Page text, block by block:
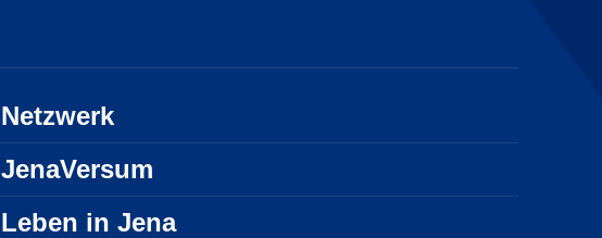
Netzwerk
JenaVersum
Leben in Jena